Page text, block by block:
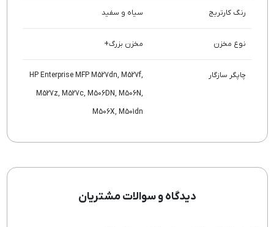
رنگ کارتریج سیاه و سفید
نوع مخزن مخزن بزرگ+
چاپگر سازگار
HP Enterprise MFP M527dn, M527f,
M527z, M527c, M506DN, M506N,
M506X, M501dn
دیدگاه و سوالات مشتریان